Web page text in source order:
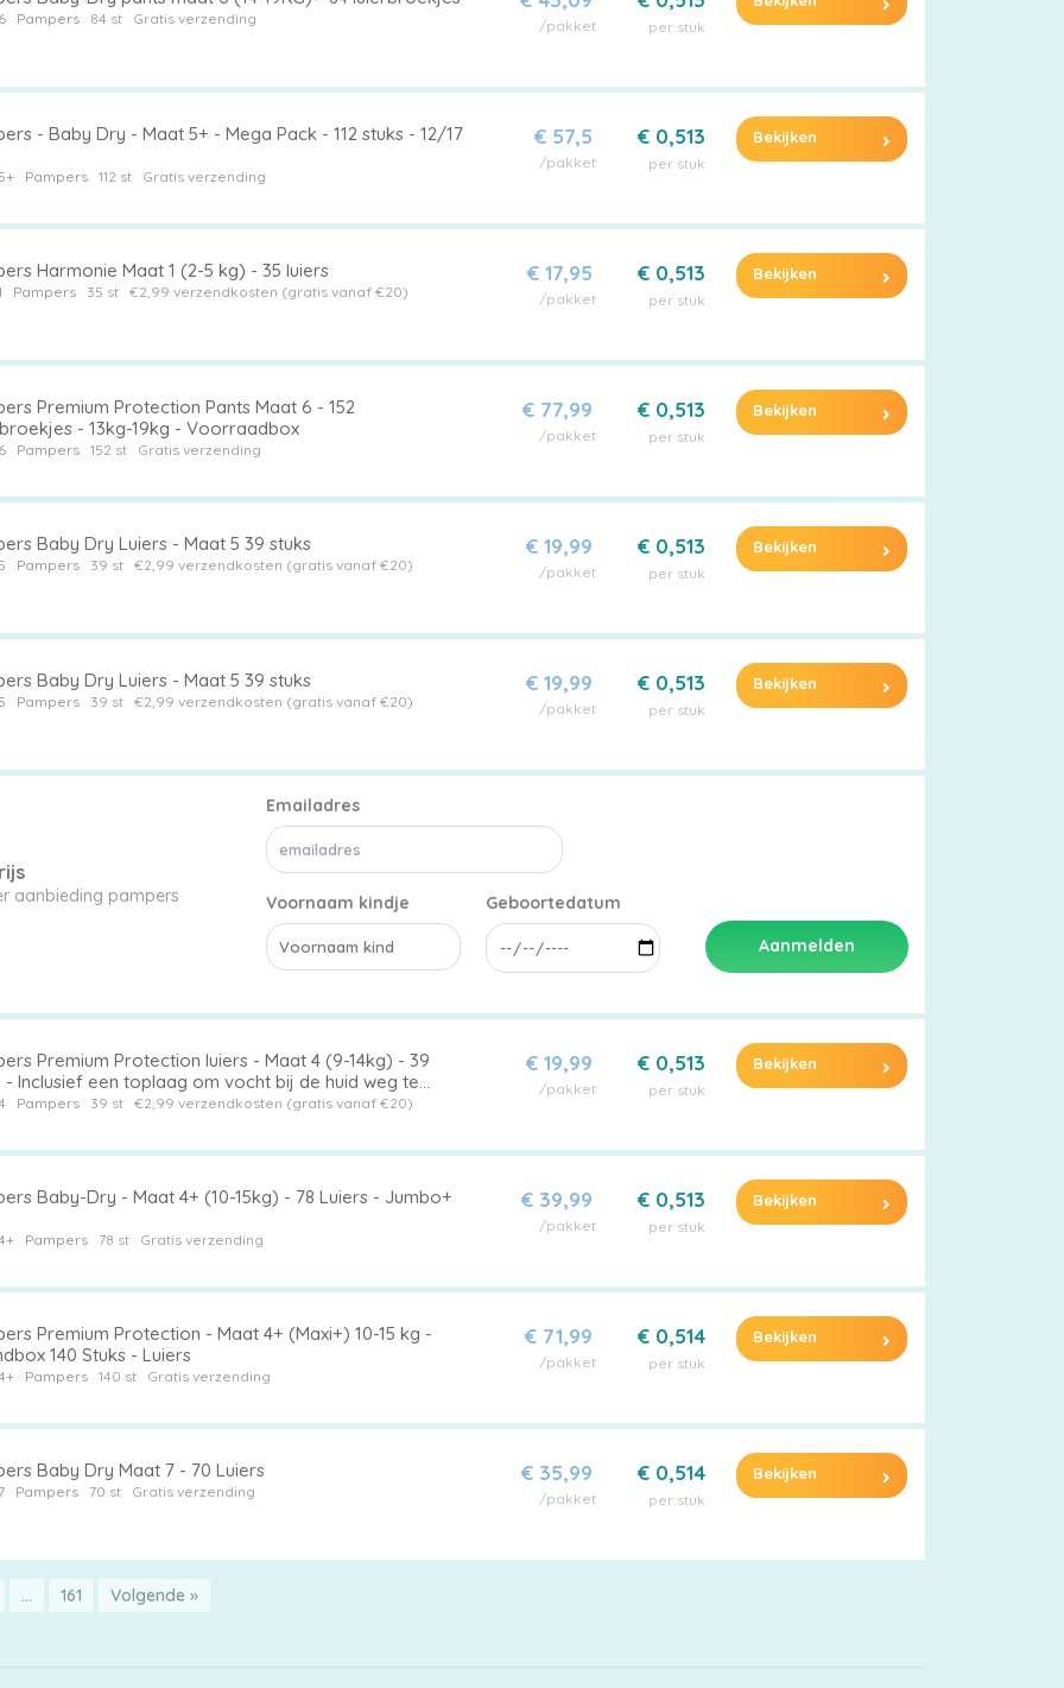
Pampers84 st Gratis verzending /pakket per stuk
- Baby Dry - Maat 5+ - Mega Pack - 112 stuks - 12/17
Pampers112 st Gratis verzending
€ 57,5
/pakket
€ 0,513
per stuk
Bekijken
Harmonie Maat 1 (2-5 kg) - 35 luiers
Pampers35 st €2,99 verzendkosten (gratis vanaf €20)
€ 17,95
/pakket
€ 0,513
per stuk
Bekijken
Premium Protection Pants Maat 6 - 152
- 13kg-19kg - Voorraadbox
Pampers152 st Gratis verzending
€ 77,99
/pakket
€ 0,513
per stuk
Bekijken
Baby Dry Luiers - Maat 5 39 stuks
Pampers39 st €2,99 verzendkosten (gratis vanaf €20)
€ 19,99
/pakket
€ 0,513
per stuk
Bekijken
Baby Dry Luiers - Maat 5 39 stuks
Pampers39 st €2,99 verzendkosten (gratis vanaf €20)
€ 19,99
/pakket
€ 0,513
per stuk
Bekijken
aanbieding pampers
Emailadres
Voornaam kindje
Geboortedatum
Aanmelden
Premium Protection luiers - Maat 4 (9-14kg) - 39
- Inclusief een toplaag om vocht bij de huid weg te
- Zachte en uitrekbare zijkanten - Maat 4
Pampers39 st €2,99 verzendkosten (gratis vanaf €20)
€ 19,99
/pakket
€ 0,513
per stuk
Bekijken
Baby-Dry - Maat 4+ (10-15kg) - 78 Luiers - Jumbo+
Pampers78 st Gratis verzending
€ 39,99
/pakket
€ 0,513
per stuk
Bekijken
Premium Protection - Maat 4+ (Maxi+) 10-15 kg -
140 Stuks - Luiers
Pampers140 st Gratis verzending
€ 71,99
/pakket
€ 0,514
per stuk
Bekijken
Baby Dry Maat 7 - 70 Luiers
Pampers70 st Gratis verzending
€ 35,99
/pakket
€ 0,514
per stuk
Bekijken
… 161 Volgende »